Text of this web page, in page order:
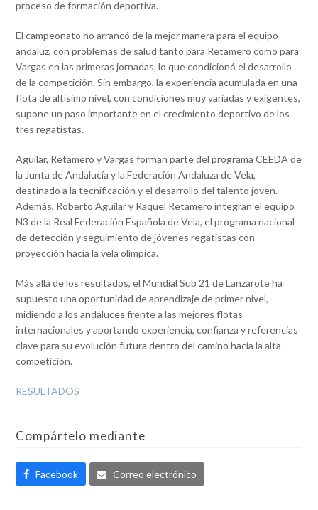
proceso de formación deportiva.
El campeonato no arrancó de la mejor manera para el equipo
andaluz, con problemas de salud tanto para Retamero como para
Vargas en las primeras jornadas, lo que condicionó el desarrollo
de la competición. Sin embargo, la experiencia acumulada en una
flota de altísimo nivel, con condiciones muy variadas y exigentes,
supone un paso importante en el crecimiento deportivo de los
tres regatistas.
Aguilar, Retamero y Vargas forman parte del programa CEEDA de
la Junta de Andalucía y la Federación Andaluza de Vela,
destinado a la tecnificación y el desarrollo del talento joven.
Además, Roberto Aguilar y Raquel Retamero integran el equipo
N3 de la Real Federación Española de Vela, el programa nacional
de detección y seguimiento de jóvenes regatistas con
proyección hacia la vela olímpica.
Más allá de los resultados, el Mundial Sub 21 de Lanzarote ha
supuesto una oportunidad de aprendizaje de primer nivel,
midiendo a los andaluces frente a las mejores flotas
internacionales y aportando experiencia, confianza y referencias
clave para su evolución futura dentro del camino hacia la alta
competición.
RESULTADOS
Compártelo mediante
Facebook Correo electrónico